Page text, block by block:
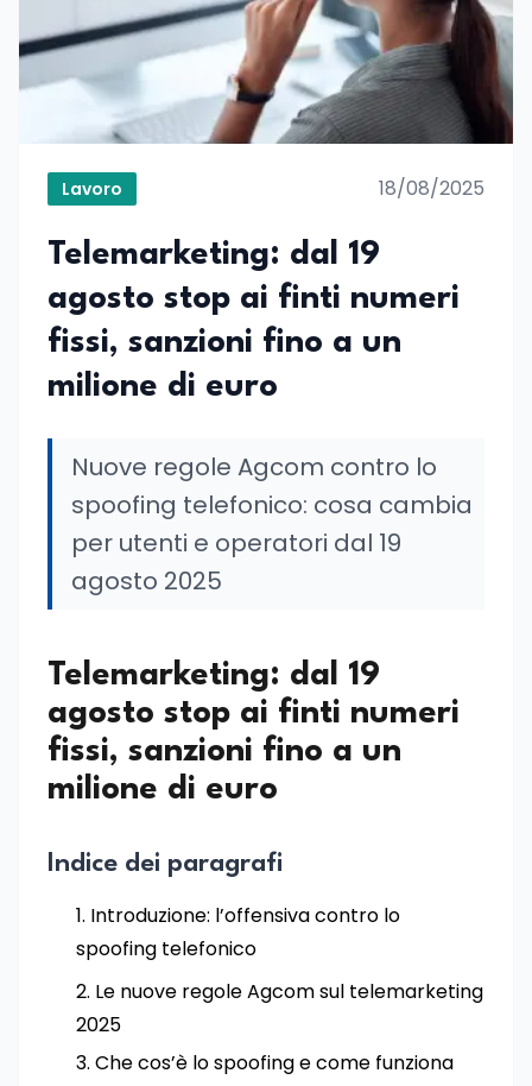
Lavoro 18/08/2025
Telemarketing: dal 19
agosto stop ai finti numeri
fissi, sanzioni fino a un
milione di euro
Nuove regole Agcom contro lo
spoofing telefonico: cosa cambia
per utenti e operatori dal 19
agosto 2025
Telemarketing: dal 19
agosto stop ai finti numeri
fissi, sanzioni fino a un
milione di euro
Indice dei paragrafi
Introduzione: l’offensiva contro lo
spoofing telefonico
Le nuove regole Agcom sul telemarketing
2025
Che cos’è lo spoofing e come funziona